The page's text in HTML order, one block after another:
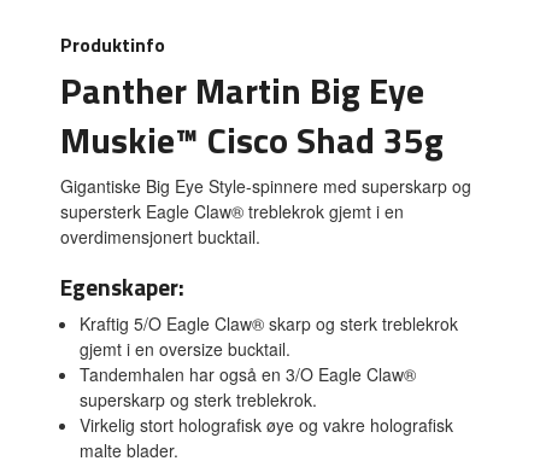
Produktinfo
Panther Martin Big Eye
Muskie™ Cisco Shad 35g
Gigantiske Big Eye Style-spinnere med superskarp og
supersterk Eagle Claw® treblekrok gjemt i en
overdimensjonert bucktail.
Egenskaper:
Kraftig 5/O Eagle Claw® skarp og sterk treblekrok
gjemt i en oversize bucktail.
Tandemhalen har også en 3/O Eagle Claw®
superskarp og sterk treblekrok.
Virkelig stort holografisk øye og vakre holografisk
malte blader.